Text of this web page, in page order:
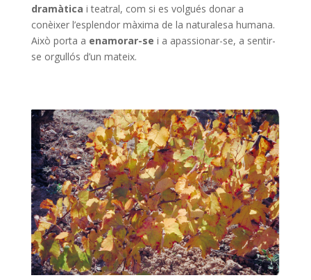
dramàtica i teatral, com si es volgués donar a
conèixer l’esplendor màxima de la naturalesa humana.
Això porta a enamorar-se i a apassionar-se, a sentir-
se orgullós d’un mateix.